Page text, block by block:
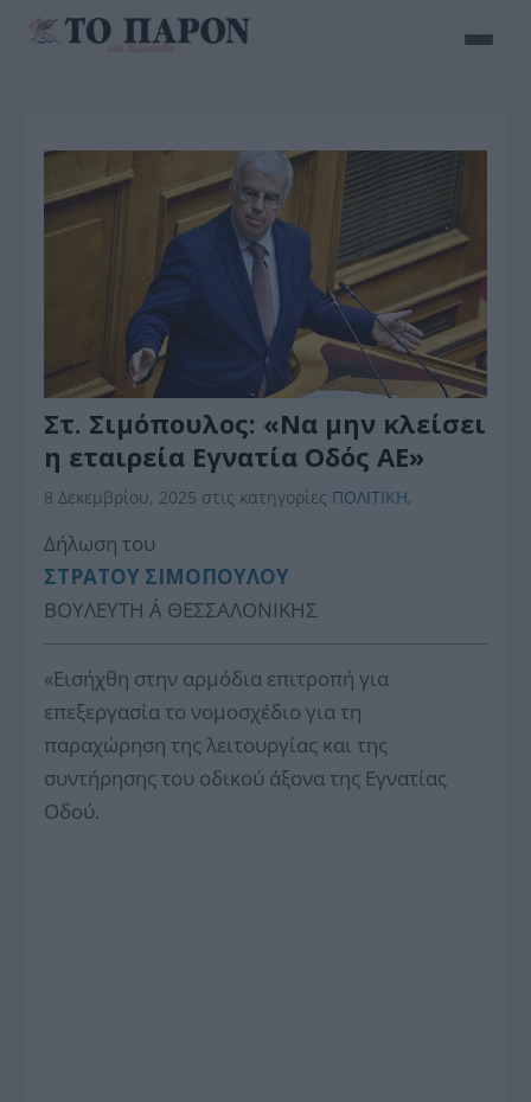
Στ. Σιμόπουλος: «Να μην κλείσει
η εταιρεία Εγνατία Οδός ΑΕ»
8 Δεκεμβρίου, 2025 στις κατηγορίες ΠΟΛΙΤΙΚΗ,
Δήλωση του
ΣΤΡΑΤΟΥ ΣΙΜΟΠΟΥΛΟΥ
ΒΟΥΛΕΥΤΗ Α΄ ΘΕΣΣΑΛΟΝΙΚΗΣ
«Εισήχθη στην αρμόδια επιτροπή για
επεξεργασία το νομοσχέδιο για τη
παραχώρηση της λειτουργίας και της
συντήρησης του οδικού άξονα της Εγνατίας
Οδού.